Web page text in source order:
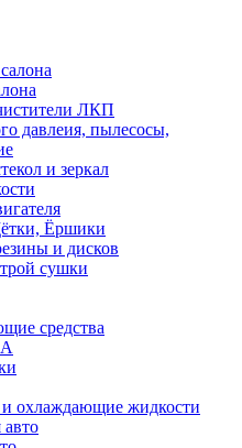
ЛКП
давлеия, пылесосы,
и зеркал
Ёршики
и дисков
сушки
средства
охлаждающие жидкости
авто